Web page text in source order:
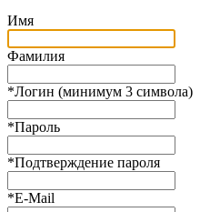
Имя
Фамилия
*Логин (минимум 3 символа)
*Пароль
*Подтверждение пароля
*E-Mail